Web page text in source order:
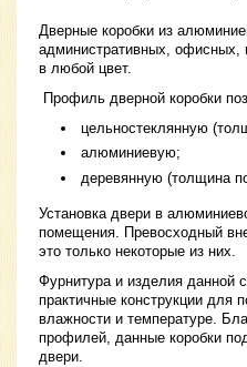
Дверные коробки из
административных, офисных,
в любой цвет.
Профиль дверной коробки
цельностеклянную
алюминиевую;
деревянную (толщина
Установка двери в
помещения. Превосходный
это только некоторые из них.
Фурнитура и изделия данной
практичные конструкции для
влажности и температуре.
профилей, данные коробки
двери.